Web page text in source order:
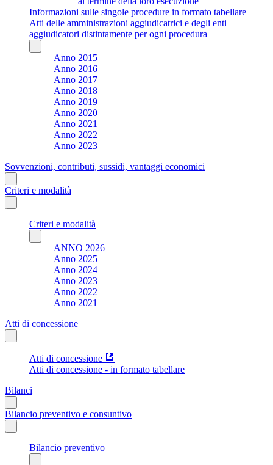
Informazioni sulle singole procedure in formato tabellare
Atti delle amministrazioni aggiudicatrici e degli enti
aggiudicatori distintamente per ogni procedura
Anno 2015
Anno 2016
Anno 2017
Anno 2018
Anno 2019
Anno 2020
Anno 2021
Anno 2022
Anno 2023
Sovvenzioni, contributi, sussidi, vantaggi economici
Criteri e modalità
Criteri e modalità
ANNO 2026
Anno 2025
Anno 2024
Anno 2023
Anno 2022
Anno 2021
Atti di concessione
Atti di concessione
Atti di concessione - in formato tabellare
Bilanci
Bilancio preventivo e consuntivo
Bilancio preventivo